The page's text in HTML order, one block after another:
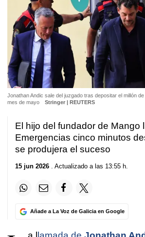
Jonathan Andic sale del juzgado tras depositar el millón
mes de mayo
Stringer | REUTERS
El hijo del fundador de Mango
Emergencias cinco minutos
se produjera el suceso
15 jun 2026 . Actualizado a las 13:55 h.
Añade a La Voz de Galicia en Google